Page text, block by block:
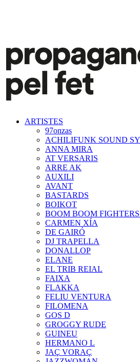
ARTISTES
97onzas
ACHILIFUNK SOUND
ANNA MIRA
AT VERSARIS
ARRE AK
AUXILI
AVANT
BASTARDS
BOIKOT
BOOM BOOM
CARMEN XÍA
DE GAIRÓ
DJ TRAPELLA
DONALLOP
ELANE
EL TRIB REIAL
FAIXA
FLAKKA
FELIU VENTURA
FILOMENA
GOS D
GROGGY RUDE
GUINEU
HERMANO L
JAÇ VORAÇ